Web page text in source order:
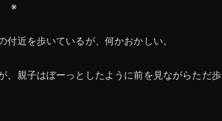
※
近を歩いているが、何かおかしい。
、親子はぼーっとしたように前を見ながらただ歩